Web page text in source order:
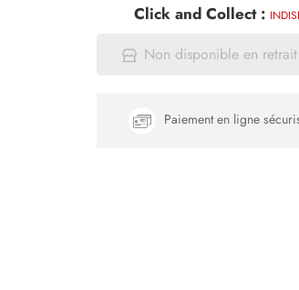
Click and Collect :
Non disponible en
Paiement en ligne